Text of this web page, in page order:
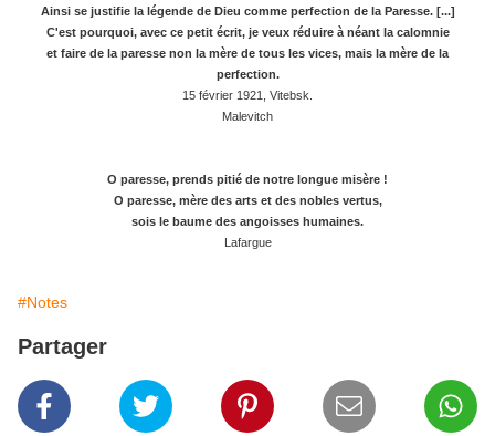
Ainsi se justifie la légende de Dieu comme perfection de la Paresse. [...]
C'est pourquoi, avec ce petit écrit, je veux réduire à néant la calomnie
et faire de la paresse non la mère de tous les vices, mais la mère de la
perfection.
15 février 1921, Vitebsk.
Malevitch
O paresse, prends pitié de notre longue misère !
O paresse, mère des arts et des nobles vertus,
sois le baume des angoisses humaines.
Lafargue
#Notes
Partager